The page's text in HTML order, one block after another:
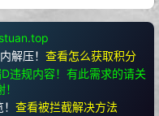
解压！ 查看怎么获取积分
违规内容！有此需求的请关
查看被拦截解决方法